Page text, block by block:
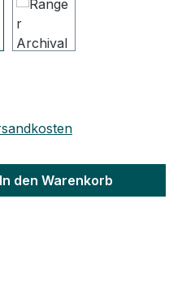
den
In den Warenkorb